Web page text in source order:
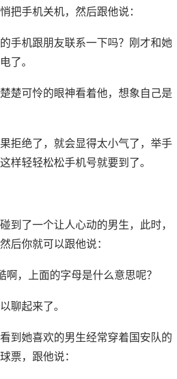
把手机关机，然后跟他说：
手机跟朋友联系一下吗？刚才和她
了。
楚可怜的眼神看着他，想象自己是
拒绝了，就会显得太小气了，举手
样轻轻松松手机号就要到了。
到了一个让人心动的男生，此时，
后你就可以跟他说：
啊，上面的字母是什么意思呢？
聊起来了。
到她喜欢的男生经常穿着国安队的
票，跟他说：